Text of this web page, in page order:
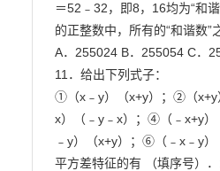
＝52﹣32，即8，16均为“和
的正整数中，所有的“和谐数”
A．255024 B．255054 C．
11．给出下列式子：
①（x﹣y）（x+y）；②（x+y
x）（﹣y﹣x）；④（﹣x+y
﹣y）（x+y）；⑥（﹣x﹣y
平方差特征的有 （填序号）．